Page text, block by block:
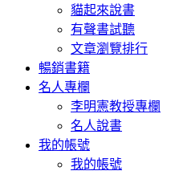
貓起來說書
有聲書試聽
文章瀏覽排行
暢銷書籍
名人專欄
李明憲教授專欄
名人說書
我的帳號
我的帳號